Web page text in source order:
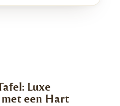
Luxe
een Hart